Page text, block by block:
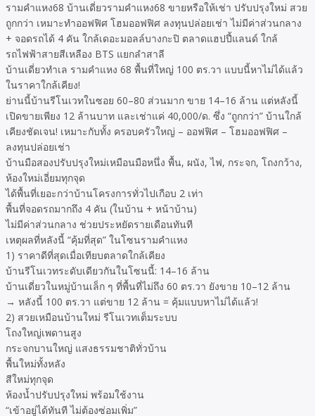
รามคำแหง68 บ้านเดี่ยวรามคำแหง68 ขายหรือให้เช่า ปรับปรุงใหม่ สวย
ถูกกว่า เหมาะทำออฟฟิศ โฮมออฟฟิศ ลงทุนปล่อยเช่า ไม่มีค่าส่วนกลาง
+ จอดรถได้ 4 คัน ใกล้เดอะมอลล์บางกะปิ ตลาดแฮปปี้แลนด์ ใกล้
รถไฟฟ้าสายสีเหลือง BTS แยกลำสาลี
บ้านเดี่ยวทำเล รามคำแหง 68 พื้นที่ใหญ่ 100 ตร.วา แบบนี้หาไม่ได้แล้ว
ในราคาใกล้เคียง!
ย่านนี้บ้านรีโนเวทในซอย 60–80 ส่วนมาก ขาย 14–16 ล้าน แต่หลังนี้
เปิดขายเพียง 12 ล้านบาท และเช่าแค่ 40,000/ด. ซึ่ง “ถูกกว่า” บ้านใกล้
เคียงชัดเจน! เหมาะกับทั้ง ครอบครัวใหญ่ – ออฟฟิศ – โฮมออฟฟิศ –
ลงทุนปล่อยเช่า
บ้านมือสองปรับปรุงใหม่เหมือนมือหนึ่ง พื้น, ผนัง, ไฟ, กระจก, โถงกว้าง,
ห้องใหม่เอี่ยมทุกจุด
ได้พื้นที่เยอะกว่าบ้านโครงการทั่วไปเกือบ 2 เท่า
พื้นที่จอดรถมากถึง 4 คัน (ในบ้าน + หน้าบ้าน)
ไม่มีค่าส่วนกลาง ช่วยประหยัดรายเดือนทันที
เหตุผลที่หลังนี้ “คุ้มที่สุด” ในโซนรามคำแหง
1) ราคาดีที่สุดเมื่อเทียบตลาดใกล้เคียง
บ้านรีโนเวทระดับเดียวกันในโซนนี้: 14–16 ล้าน
บ้านเดี่ยวในหมู่บ้านเล็ก ๆ ที่พื้นที่ไม่ถึง 60 ตร.วา ยังขาย 10–12 ล้าน
→ หลังนี้ 100 ตร.วา แต่ขาย 12 ล้าน = คุ้มแบบหาไม่ได้แล้ว!
2) สวยเหมือนบ้านใหม่ รีโนเวทเต็มระบบ
โถงใหญ่เพดานสูง
กระจกบานใหญ่ แสงธรรมชาติทั่วบ้าน
พื้นใหม่ทั้งหลัง
สีใหม่ทุกจุด
ห้องน้ำปรับปรุงใหม่ พร้อมใช้งาน
“เข้าอยู่ได้ทันที ไม่ต้องซ่อมเพิ่ม”